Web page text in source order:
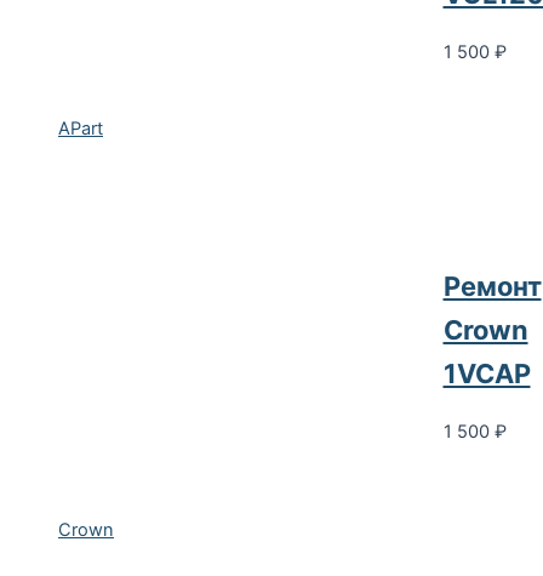
APart
1 500 ₽
Crown
Ремонт
Crown
1VCAP
1 500 ₽